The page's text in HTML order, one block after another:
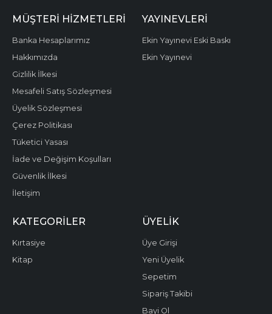
MÜŞTERI HIZMETLERI
Banka Hesaplarımız
Hakkımızda
Gizlilik İlkesi
Mesafeli Satış Sözleşmesi
Üyelik Sözleşmesi
Çerez Politikası
Tüketici Yasası
İade ve Değişim Koşulları
Güvenlik İlkesi
İletişim
YAYINEVLERI
Ekin Yayınevi Eski Baskı
Ekin Yayınevi
KATEGORILER
Kırtasiye
Kitap
ÜYELIK
Üye Girişi
Yeni Üyelik
Sepetim
Sipariş Takibi
Bayi Ol